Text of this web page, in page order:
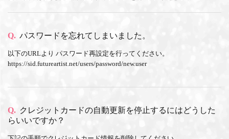
Q. パスワードを忘れてしまいました。
以下のURLより パスワード再設定を行ってください。
https://sid.futureartist.net/users/password/new.user
Q. クレジットカードの自動更新を停止するにはどうした
らいいですか？